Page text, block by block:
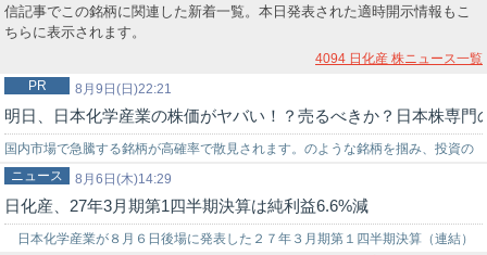
信記事でこの銘柄に関連した新着一覧。本日発表された適時開示情報もこ
ちらに表示されます。
4094 日化産 株ニュース一覧
8月9日(日)22:21
PR
明日、日本化学産業の株価がヤバい！？売るべきか？日本株専
国内市場で急騰する銘柄が高確率で散見されます。のような銘柄を掴み、投資の
世界でチャンスを狙うなら信頼できる投資助言を得ることが重要です。弊社では
投資戦略に困っている初心者の投資家様をサポートする環境を…
8月6日(木)14:29
ニュース
日化産、27年3月期第1四半期決算は純利益6.6%減
日本化学産業が８月６日後場に発表した２７年３月期第１四半期決算（連結）